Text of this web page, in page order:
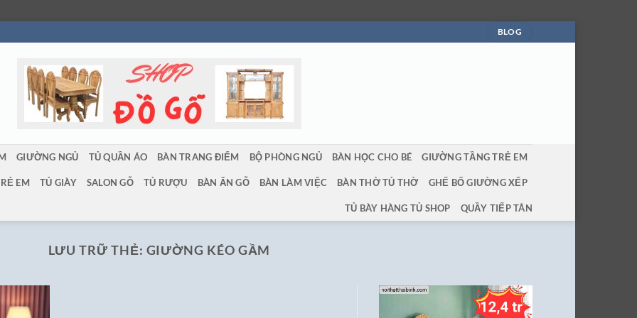
BLOG
GIƯỜNG NGỦ TỦ QUẦN ÁO BÀN TRANG ĐIỂM BỘ PHÒNG NGỦ BÀN HỌC CHO BÉ GIƯỜNG TẦNG TRẺ EM
EM TỦ GIÀY SALON GỖ TỦ RƯỢU BÀN ĂN GỖ BÀN LÀM VIỆC BÀN THỜ TỦ THỜ GHẾ BỐ GIƯỜNG XẾP
TỦ BÀY HÀNG TỦ SHOP QUẦY TIẾP TÂN
LƯU TRỮ THẺ: GIƯỜNG KÉO GẦM